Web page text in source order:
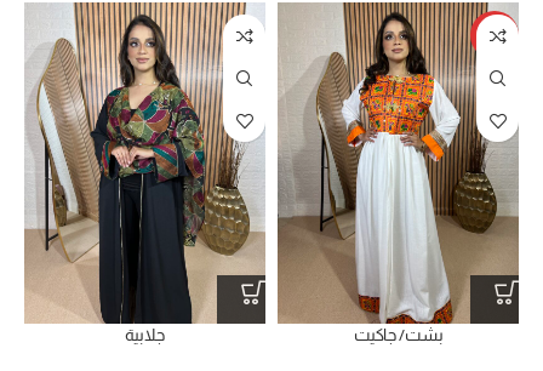
HOT
بشت/ جاكيت جلابية